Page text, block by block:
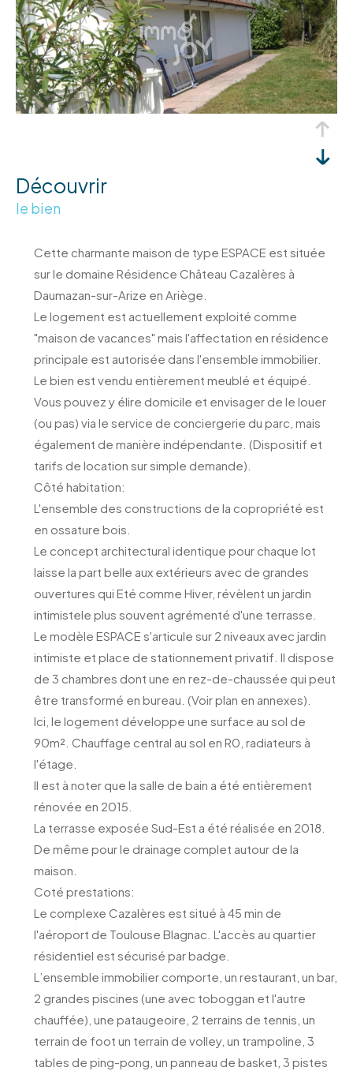
découvrir
le bien
Cette charmante maison de type ESPACE est située
sur le domaine Résidence Château Cazalères à
Daumazan-sur-Arize en Ariège.
Le logement est actuellement exploité comme
"maison de vacances" mais l'affectation en résidence
principale est autorisée dans l'ensemble immobilier.
Le bien est vendu entièrement meublé et équipé.
Vous pouvez y élire domicile et envisager de le louer
(ou pas) via le service de conciergerie du parc, mais
également de manière indépendante. (Dispositif et
tarifs de location sur simple demande).
Côté habitation:
L'ensemble des constructions de la copropriété est
en ossature bois.
Le concept architectural identique pour chaque lot
laisse la part belle aux extérieurs avec de grandes
ouvertures qui Eté comme Hiver, révèlent un jardin
intimistele plus souvent agrémenté d'une terrasse.
Le modèle ESPACE s'articule sur 2 niveaux avec jardin
intimiste et place de stationnement privatif. Il dispose
de 3 chambres dont une en rez-de-chaussée qui peut
être transformé en bureau. (Voir plan en annexes).
Ici, le logement développe une surface au sol de
90m². Chauffage central au sol en R0, radiateurs à
l'étage.
Il est à noter que la salle de bain a été entièrement
rénovée en 2015.
La terrasse exposée Sud-Est a été réalisée en 2018.
De même pour le drainage complet autour de la
maison.
Coté prestations:
Le complexe Cazalères est situé à 45 min de
l'aéroport de Toulouse Blagnac. L'accès au quartier
résidentiel est sécurisé par badge.
L’ensemble immobilier comporte, un restaurant, un bar,
2 grandes piscines (une avec toboggan et l'autre
chauffée), une pataugeoire, 2 terrains de tennis, un
terrain de foot un terrain de volley, un trampoline, 3
tables de ping-pong, un panneau de basket, 3 pistes